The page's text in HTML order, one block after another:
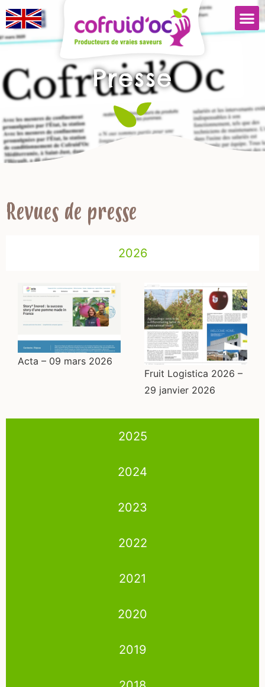
Presse
Revues de presse
2026
2025
2024
2023
2022
2021
2020
2019
Acta – 09 mars 2026
Fruit Logistica 2026 –
29 janvier 2026